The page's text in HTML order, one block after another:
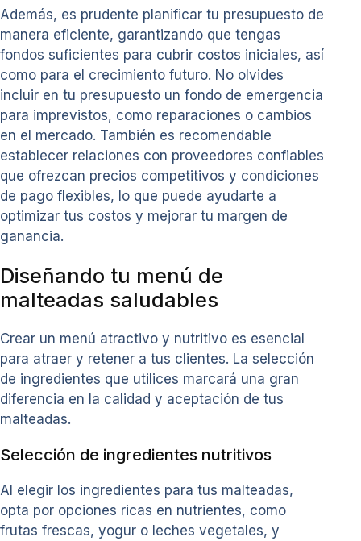
Además, es prudente planificar tu presupuesto de
manera eficiente, garantizando que tengas
fondos suficientes para cubrir costos iniciales, así
como para el crecimiento futuro. No olvides
incluir en tu presupuesto un fondo de emergencia
para imprevistos, como reparaciones o cambios
en el mercado. También es recomendable
establecer relaciones con proveedores confiables
que ofrezcan precios competitivos y condiciones
de pago flexibles, lo que puede ayudarte a
optimizar tus costos y mejorar tu margen de
ganancia.
Diseñando tu menú de
malteadas saludables
Crear un menú atractivo y nutritivo es esencial
para atraer y retener a tus clientes. La selección
de ingredientes que utilices marcará una gran
diferencia en la calidad y aceptación de tus
malteadas.
Selección de ingredientes nutritivos
Al elegir los ingredientes para tus malteadas,
opta por opciones ricas en nutrientes, como
frutas frescas, yogur o leches vegetales, y